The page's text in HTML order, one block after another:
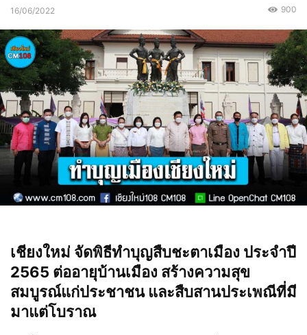
16/06/2022 900
เชียงใหม่ จัดพิธีทำบุญสืบชะตาเมือง ประจำปี
2565 ต่ออายุบ้านเมือง สร้างความสุข
สมบูรณ์แก่ประชาชน และสืบสานประเพณีที่มี
มาแต่โบราณ